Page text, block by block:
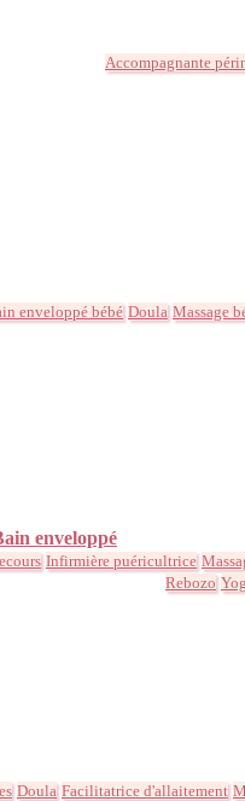
Accompagnante
enveloppé bébé Doula Massage
enveloppé
Infirmière puéricultrice
Rebozo
Doula Facilitatrice d'allaitement